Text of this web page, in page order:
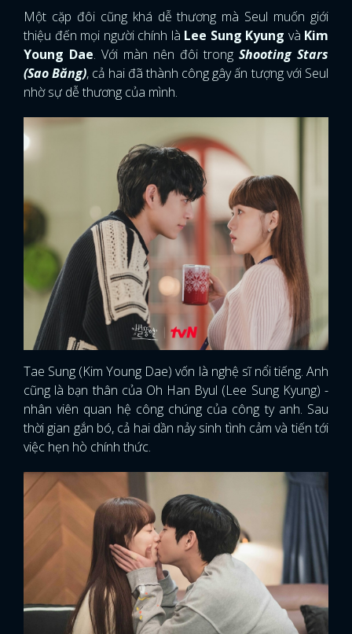
FACEBOOK GOOGLE
Một cặp đôi cũng khá dễ thương mà Seul muốn giới
thiệu đến mọi người chính là Lee Sung Kyung và Kim
Young Dae. Với màn nên đôi trong Shooting Stars
(Sao Băng), cả hai đã thành công gây ấn tượng với Seul
nhờ sự dễ thương của mình.
Tae Sung (Kim Young Dae) vốn là nghệ sĩ nổi tiếng. Anh
cũng là bạn thân của Oh Han Byul (Lee Sung Kyung) -
nhân viên quan hệ công chúng của công ty anh. Sau
thời gian gắn bó, cả hai dần nảy sinh tình cảm và tiến tới
việc hẹn hò chính thức.